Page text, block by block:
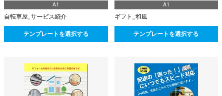
A1
自転車屋_サービス紹介
テンプレートを選択する
A1
ギフト_和風
テンプレートを選択する